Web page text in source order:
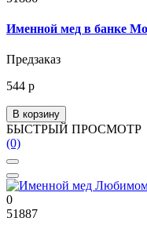
Именной мед в банке
Предзаказ
544 р
В корзину
БЫСТРЫЙ ПРОСМОТР
(0)
0
51887